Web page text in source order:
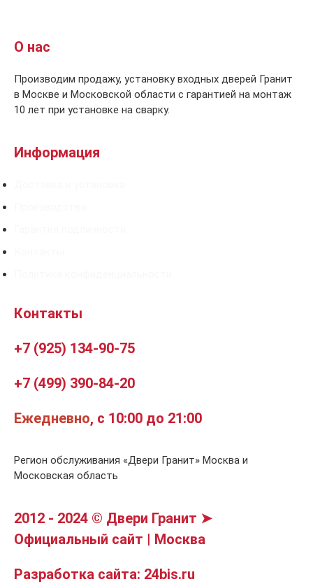
О нас
Производим продажу, установку входных дверей Гранит
в Москве и Московской области с гарантией на монтаж
10 лет при установке на сварку.
Информация
Контакты
+7 (925) 134-90-75
+7 (499) 390-84-20
Ежедневно, с 10:00 до 21:00
Регион обслуживания «Двери Гранит» Москва и
Московская область
2012 - 2024 © Двери Гранит ➤
Официальный сайт | Москва
Разработка сайта: 24bis.ru